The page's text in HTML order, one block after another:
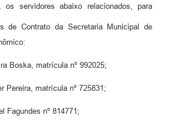
os servidores abaixo relacionados, para
de Contrato da Secretaria Municipal de
Boska, matrícula nº 992025;
Pereira, matrícula nº 725831;
Fagundes nº 814771;